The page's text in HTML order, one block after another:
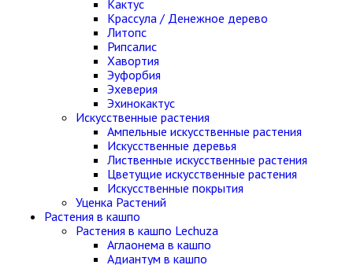
Кактус
Крассула / Денежное дерево
Литопс
Рипсалис
Хавортия
Эуфорбия
Эхеверия
Эхинокактус
Искусственные растения
Ампельные искусственные растения
Искусственные деревья
Лиственные искусственные растения
Цветущие искусственные растения
Искусственные покрытия
Уценка Растений
Растения в кашпо
Растения в кашпо Lechuza
Аглаонема в кашпо
Адиантум в кашпо